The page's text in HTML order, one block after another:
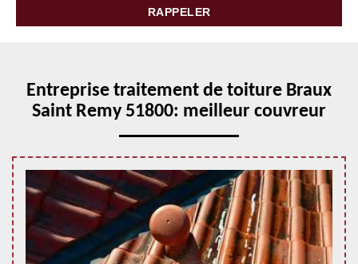
Entreprise traitement de toiture Braux
Saint Remy 51800: meilleur couvreur